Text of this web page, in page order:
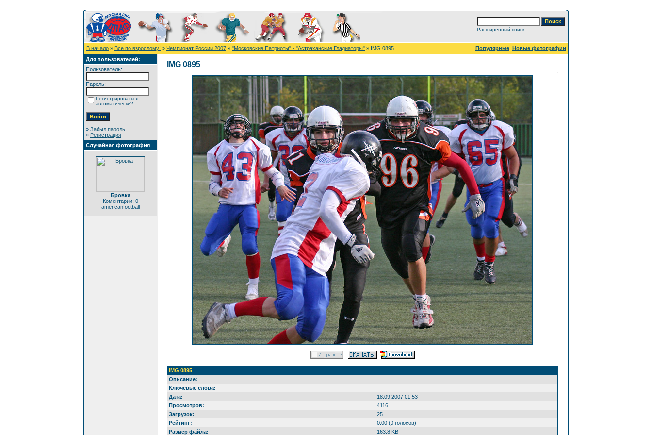
Расширенный поиск
В начало » Все по взрослому! » Чемпионат России 2007 » "Московские Патриоты" - "Астраханские Гладиаторы" » IMG 0895 Популярные Новые фотографии
Для пользователей:
Пользователь:
Пароль:
Регистрироваться
автоматически?
» Забыл пароль
» Регистрация
Случайная фотография
Бровка
Коментарии: 0
americanfootball
IMG 0895
IMG 0895
Описание:
Ключевые слова:
Дата:
18.09.2007 01:53
Просмотров:
4116
Загрузок:
25
Рейтинг:
0.00 (0 голосов)
Размер файла:
163.8 KB